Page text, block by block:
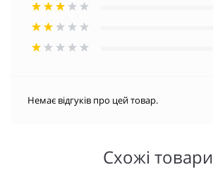
Немає відгуків про цей товар.
Схожі товари